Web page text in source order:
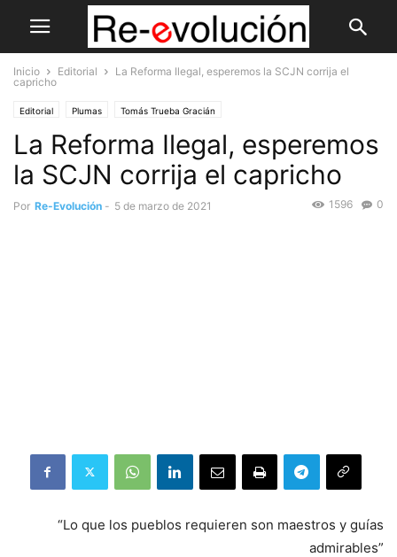
Inicio Editorial
La Reforma Ilegal, esperemos la SCJN corrija el
capricho
Editorial Plumas Tomás Trueba Gracián
La Reforma Ilegal, esperemos
la SCJN corrija el capricho
Por Re-Evolución - 5 de marzo de 2021 0
1596
“Lo que los pueblos requieren son maestros y guías
admirables”